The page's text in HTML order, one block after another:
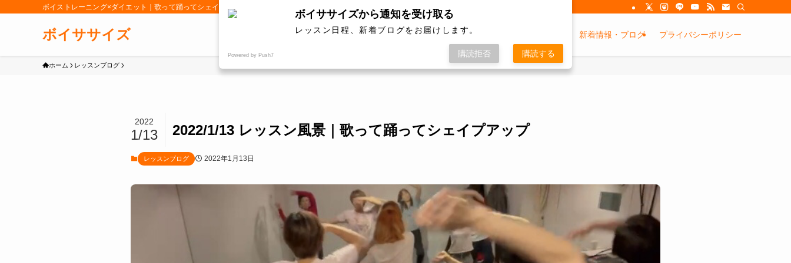
ボイストレーニング×ダイエット｜歌って踊ってシェイプアップ「女性限定」
ボイササイズ ボイササイズ レッスン開催日程 新着情報・ブログ プライバシーポリシー
ホーム レッスンブログ
2022/1/13 レッスン風景｜歌って踊ってシェイプアップ
2022
1/13
レッスンブログ 2022年1月13日
ボイササイズから通知を受け取る
レッスン日程、新着ブログをお届けします。
Powered by Push7 購読拒否 購読する